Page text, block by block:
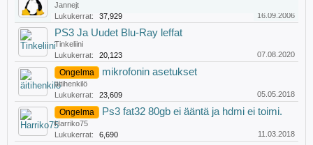
Jannejt
Lukukerrat:
37,929 16.09.2006
PS3 Ja Uudet Blu-Ray leffat
Tinkeliini
Lukukerrat:
20,123 07.08.2020
Ongelma mikrofonin asetukset
äitihenkilö
Lukukerrat:
23,609 05.05.2018
Ongelma Ps3 fat32 80gb ei ääntä ja hdmi ei toimi.
Harriko75
Lukukerrat:
6,690 11.03.2018